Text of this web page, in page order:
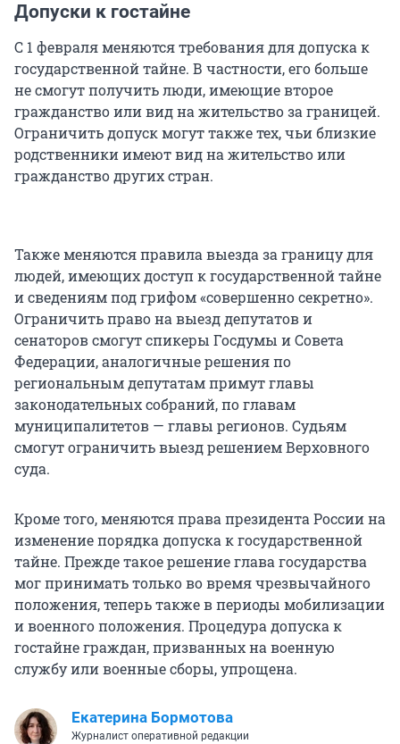
Допуски к гостайне
С 1 февраля меняются требования для допуска к
государственной тайне. В частности, его больше
не смогут получить люди, имеющие второе
гражданство или вид на жительство за границей.
Ограничить допуск могут также тех, чьи близкие
родственники имеют вид на жительство или
гражданство других стран.
Также меняются правила выезда за границу для
людей, имеющих доступ к государственной тайне
и сведениям под грифом «совершенно секретно».
Ограничить право на выезд депутатов и
сенаторов смогут спикеры Госдумы и Совета
Федерации, аналогичные решения по
региональным депутатам примут главы
законодательных собраний, по главам
муниципалитетов — главы регионов. Судьям
смогут ограничить выезд решением Верховного
суда.
Кроме того, меняются права президента России на
изменение порядка допуска к государственной
тайне. Прежде такое решение глава государства
мог принимать только во время чрезвычайного
положения, теперь также в периоды мобилизации
и военного положения. Процедура допуска к
гостайне граждан, призванных на военную
службу или военные сборы, упрощена.
Екатерина Бормотова
Журналист оперативной редакции